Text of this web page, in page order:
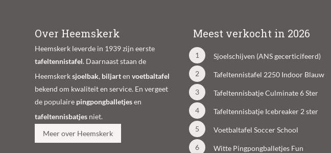
Over Heemskerk
Heemskerk leverde in 1939 zijn eerste
tafeltennistafel. Daarnaast staan de
Heemskerksjoelbak, biljarten voetbaltafel
bekend om kwaliteit en service. En vergeet
de populaire pingpongballetjesen
tafeltennisbatjes niet.
Meer over Heemskerk
Meest verkocht in 2026
Sjoelschijven (ANS gecerticifeerd)
Tafeltennistafel 2250 Indoor Blauw
Tafeltennisbatje Culminate 6 Ster
Tafeltennisbatje Icebreaker 2 ster
Voetbaltafel Soccer School
Witte Pingpongballetjes Fun